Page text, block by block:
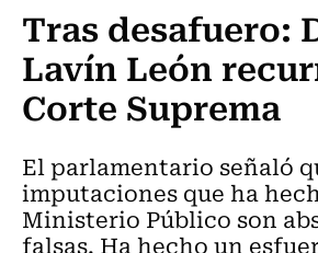
Tras desafuero:
Lavín León
Corte Suprema
El parlamentario señaló
imputaciones que ha
Ministerio Público son
falsas. Ha hecho un